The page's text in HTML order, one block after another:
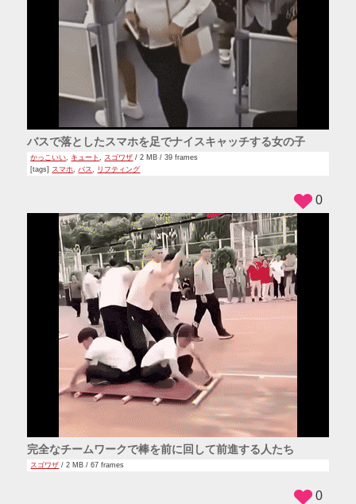
バスで落としたスマホを足でナイスキャッチする女の子
かっこいい, キュート, スゴワザ / 2 MB / 39 frames
[tags] スマホ バス リフティング
完全なチームワークで棒を前に回して前進する人たち
スゴワザ / 2 MB / 67 frames
0
0